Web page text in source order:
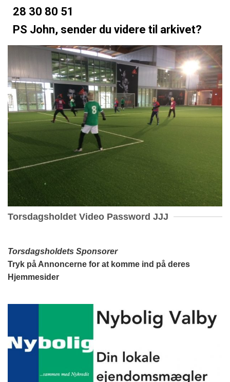
28 30 80 51
PS John, sender du videre til arkivet?
Torsdagsholdet Video Password JJJ
Torsdagsholdets Sponsorer
Tryk på Annoncerne for at komme ind på deres
Hjemmesider